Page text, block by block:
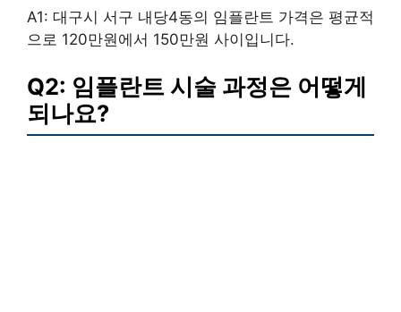
A1: 대구시 서구 내당4동의 임플란트 가격은 평균적
으로 120만원에서 150만원 사이입니다.
Q2: 임플란트 시술 과정은 어떻게
되나요?